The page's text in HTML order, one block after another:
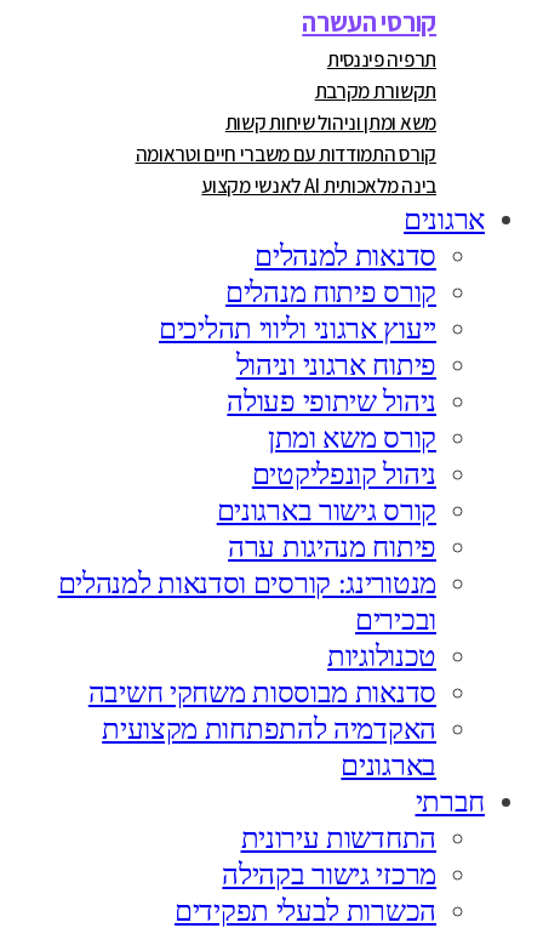
קורסי העשרה
תרפיה פיננסית
תקשורת מקרבת
משא ומתן וניהול שיחות קשות
קורס התמודדות עם משברי חיים וטראומה
בינה מלאכותית AI לאנשי מקצוע
ארגונים
סדנאות למנהלים
קורס פיתוח מנהלים
ייעוץ ארגוני וליווי תהליכים
פיתוח ארגוני וניהול
ניהול שיתופי פעולה
קורס משא ומתן
ניהול קונפליקטים
קורס גישור בארגונים
פיתוח מנהיגות ערה
מנטורינג: קורסים וסדנאות למנהלים
ובכירים
טכנולוגיות
סדנאות מבוססות משחקי חשיבה
האקדמיה להתפתחות מקצועית
בארגונים
חברתי
התחדשות עירונית
מרכזי גישור בקהילה
הכשרות לבעלי תפקידים